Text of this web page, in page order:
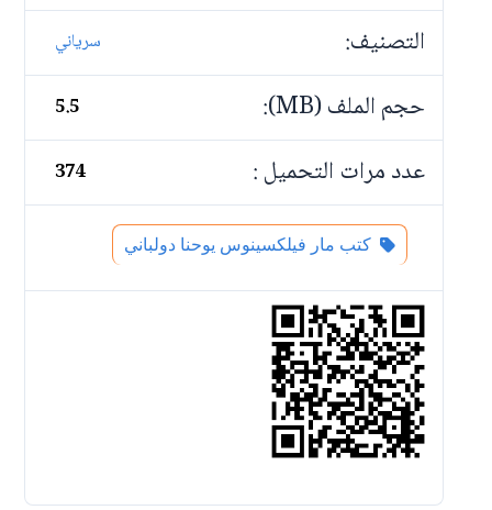
التصنيف: سرياني
حجم الملف (MB): 5.5
عدد مرات التحميل : 374
كتب مار فيلكسينوس يوحنا دولباني